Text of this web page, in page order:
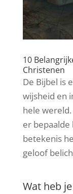
10
Christenen
De Bijbel is
wijsheid en
hele
er bepaalde
betekenis
geloof
Wat heb